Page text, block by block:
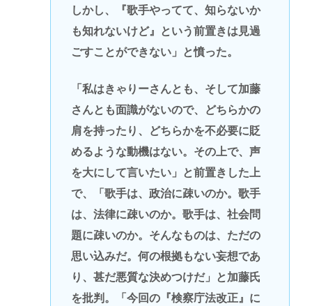
しかし、『歌手やってて、知らないか
も知れないけど』という前置きは見過
ごすことができない」と憤った。
「私はきゃりーさんとも、そして加藤
さんとも面識がないので、どちらかの
肩を持ったり、どちらかを不必要に貶
めるような動機はない。その上で、声
を大にして言いたい」と前置きした上
で、「歌手は、政治に疎いのか。歌手
は、法律に疎いのか。歌手は、社会問
題に疎いのか。そんなものは、ただの
思い込みだ。何の根拠もない妄想であ
り、甚だ悪質な決めつけだ」と加藤氏
を批判。「今回の『検察庁法改正』に